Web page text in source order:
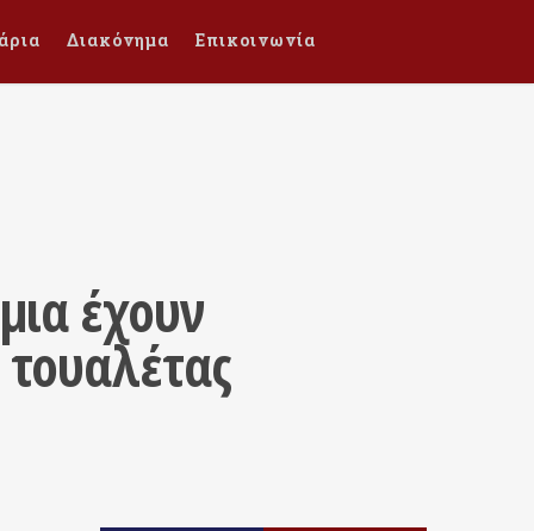
Διακόνημα Επικοινωνία
έχουν